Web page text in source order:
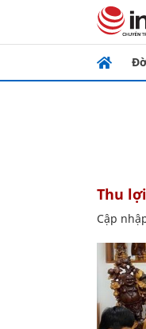
Thu
Cập